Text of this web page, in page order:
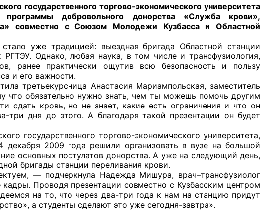
ОБРАТНАЯ СВЯЗЬ
органов
качества условий
государственного торгово-экономического университета
программы добровольного донорства «Служба крови»,
совместно с Союзом Молодежи Кузбасса и Областной
традицией: выездная бригада Областной станции
Однако, любая наука, в том числе и трансфузиология,
ранее практически ощутив всю безопасность и пользу
и его важности.
Анастасия Мариампольская, заместитель
что обязательно нужно знать, чем ты можешь помочь другим
сдать кровь, но не знает, какие есть ограничения и что он
три дня до этого. А благодаря такой презентации он будет
торгово-экономического университета,
декабря 2009 года решили организовать в вузе на большой
основных постулатов донорства. А уже на следующий день,
бригады станции переливания крови.
— подчеркнула Надежда Мишура, врач–трансфузиолог
Проводя презентации совместно с Кузбасским центром
на то, что через два-три года к нам на станцию придут
а студенты сделают это уже сегодня-завтра».